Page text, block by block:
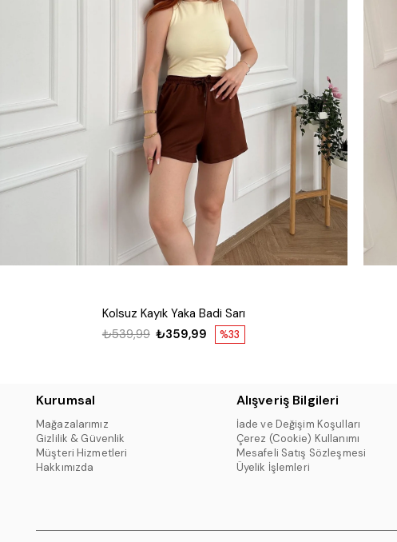
Kolsuz Kayık Yaka Badi Sarı
%33
₺359,99
₺539,99
Kurumsal
Mağazalarımız
Gizlilik & Güvenlik
Müşteri Hizmetleri
Hakkımızda
Alışveriş Bilgileri
İade ve Değişim Koşulları
Çerez (Cookie) Kullanımı
Mesafeli Satış Sözleşmesi
Üyelik İşlemleri